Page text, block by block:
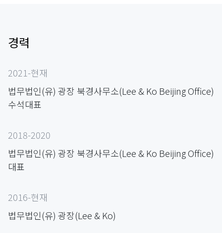
경력
2021-현재
법무법인(유) 광장 북경사무소(Lee & Ko Beijing Office)
수석대표
2018-2020
법무법인(유) 광장 북경사무소(Lee & Ko Beijing Office)
대표
2016-현재
법무법인(유) 광장(Lee & Ko)